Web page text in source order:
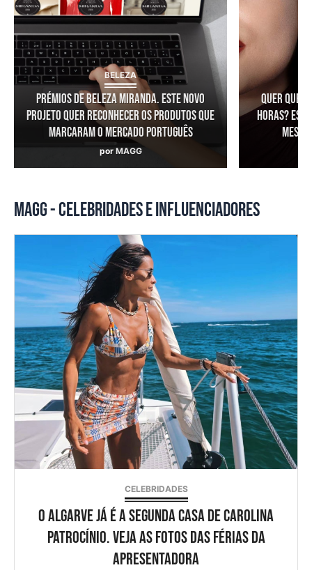
BELEZA
Prémios de Beleza Miranda. Este novo
projeto quer reconhecer os produtos que
marcaram o mercado português
por MAGG
Quer que
horas?
MAGG - CELEBRIDADES E INFLUENCIADORES
CELEBRIDADES
O Algarve já é a segunda casa de Carolina
Patrocínio. Veja as fotos das férias da
apresentadora